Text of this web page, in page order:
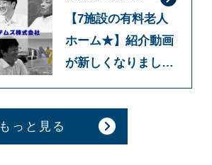
【7施設の有料老人
ホーム★】紹介動画
が新しくなりまし
た！！
もっと見る